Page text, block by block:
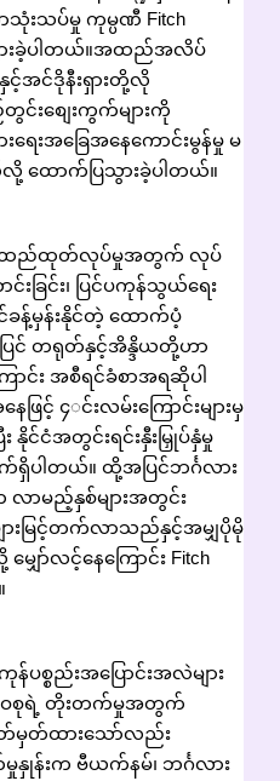
သုံးသပ်မှု ကုမ္ပဏီ Fitch
ကြားခဲ့ပါတယ်။အထည်အလိပ်
အင်ဒိုနီးရှားတို့လို
င်းစျေးကွက်များကို
းရေးအခြေအနေကောင်းမွန်မှု မ
လို့ ထောက်ပြသွားခဲ့ပါတယ်။
အထည်ထုတ်လုပ်မှုအတွက် လုပ်
းခြင်း၊ ပြင်ပကုန်သွယ်ရေး
မှန်းနိုင်တဲ့ ထောက်ပံ့
ြင် တရုတ်နှင့်အိန္ဒိယတို့ဟာ
ာင်း အစီရင်ခံစာအရဆိုပါ
င့် ၄◌င်းလမ်းကြောင်းများမှ
နိုင်ငံအတွင်းရင်းနှီးမြှုပ်နှံမှု
က်ရှိပါတယ်။ ထို့အပြင်ဘင်္ဂလား
လာမည့်နှစ်များအတွင်း
းမြင့်တက်လာသည်နှင့်အမျှပိုမို
ော်လင့်နေကြောင်း Fitch
ပစ္စည်းအပြောင်းအလဲများ
ေစုရဲ့ တိုးတက်မှုအတွက်
တ်မှတ်ထားသော်လည်း
နှုန်းက ဗီယက်နမ်၊ ဘင်္ဂလား